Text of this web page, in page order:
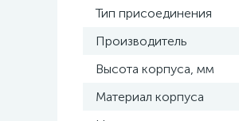
Тип присоединения
Производитель
Высота корпуса, мм
Материал корпуса